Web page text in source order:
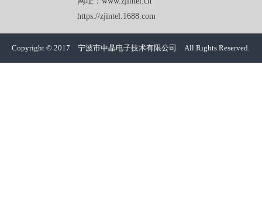
https://zjintel.1688.com
Copyright © 2017 宁波市中晶电子技术有限公司 All Rights Reserved.